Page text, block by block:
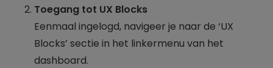
Toegang tot UX Blocks
Eenmaal ingelogd, navigeer je naar de ‘UX
Blocks’ sectie in het linkermenu van het
dashboard.